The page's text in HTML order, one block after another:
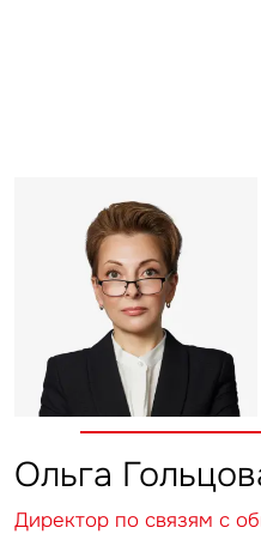
Ольга
Директор по связям с